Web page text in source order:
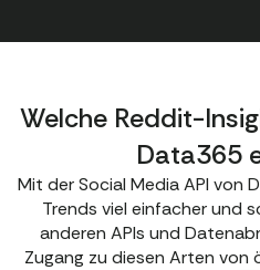
Welche Reddit-
Data365
Mit der Social Media API von
Trends viel einfacher und
anderen APIs und
Zugang zu diesen Arten